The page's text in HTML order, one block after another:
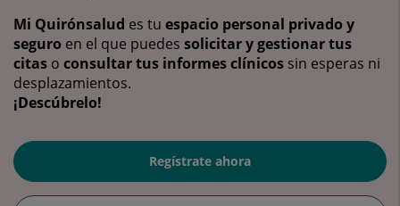
Mi Quirónsalud es tu espacio personal privado y
seguro en el que puedes solicitar y gestionar tus
citas o consultar tus informes clínicos sin esperas ni
desplazamientos.
¡Descúbrelo!
Regístrate ahora